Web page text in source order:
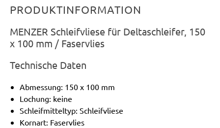
PRODUKTINFORMATION
MENZER Schleifvliese für Deltaschleifer, 150
x 100 mm / Faservlies
Technische Daten
Abmessung: 150 x 100 mm
Lochung: keine
Schleifmitteltyp: Schleifvliese
Kornart: Faservlies